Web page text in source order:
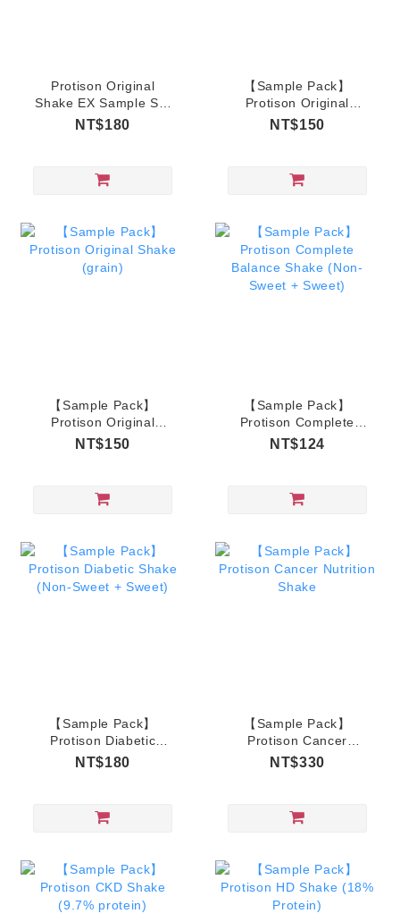
Protison Original
Shake EX Sample Set
(Non-Sweet)
NT$180
【Sample Pack】
Protison Original
Shake (Non-Sweet +
NT$150
【Sample Pack】
Protison Original
Shake (grain)
NT$150
【Sample Pack】
Protison Complete
Balance Shake (Non-
Sweet + Sweet)
NT$124
【Sample Pack】
Protison Diabetic
Shake (Non-Sweet +
NT$180
【Sample Pack】
Protison Cancer
Nutrition Shake
NT$330